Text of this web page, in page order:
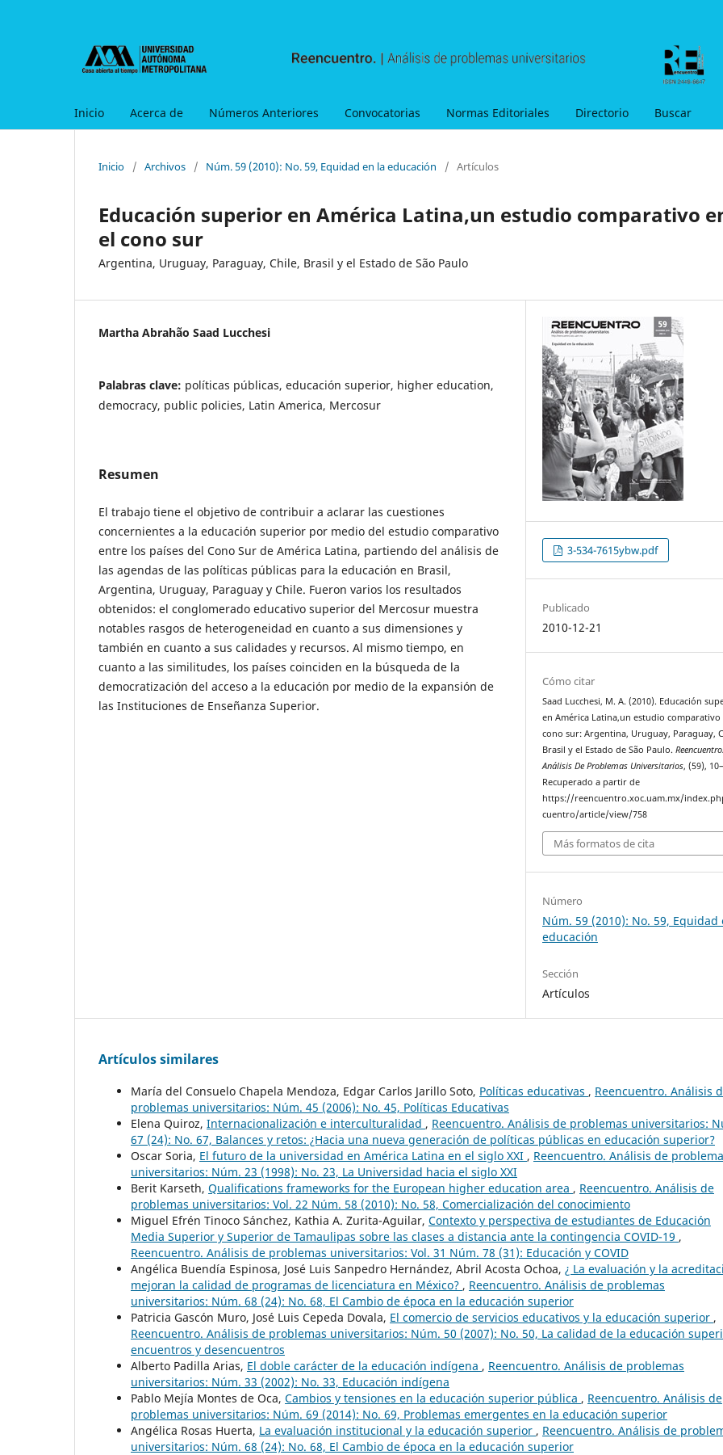
Inicio Acerca de Números Anteriores Convocatorias Normas Editoriales Directorio Buscar
Inicio / Archivos / Núm. 59 (2010): No. 59, Equidad en la educación / Artículos
Educación superior en América Latina,un estudio comparativo
el cono sur
Argentina, Uruguay, Paraguay, Chile, Brasil y el Estado de São Paulo
Martha Abrahão Saad Lucchesi
Palabras clave: políticas públicas, educación superior, higher education,
democracy, public policies, Latin America, Mercosur
Resumen
El trabajo tiene el objetivo de contribuir a aclarar las cuestiones
concernientes a la educación superior por medio del estudio comparativo
entre los países del Cono Sur de América Latina, partiendo del análisis de
las agendas de las políticas públicas para la educación en Brasil,
Argentina, Uruguay, Paraguay y Chile. Fueron varios los resultados
obtenidos: el conglomerado educativo superior del Mercosur muestra
notables rasgos de heterogeneidad en cuanto a sus dimensiones y
también en cuanto a sus calidades y recursos. Al mismo tiempo, en
cuanto a las similitudes, los países coinciden en la búsqueda de la
democratización del acceso a la educación por medio de la expansión de
las Instituciones de Enseñanza Superior.
3-534-7615ybw.pdf
Publicado
2010-12-21
Cómo citar
Saad Lucchesi, M. A. (2010). Educación
en América Latina,un estudio comparativo
cono sur: Argentina, Uruguay, Paraguay,
Brasil y el Estado de São Paulo.Reencuentro.
Análisis De Problemas Universitarios, (59),
Recuperado a partir de
https://reencuentro.xoc.uam.mx/
cuentro/article/view/758
Más formatos de cita
Número
Núm. 59 (2010): No. 59, Equidad
educación
Sección
Artículos
Artículos similares
María del Consuelo Chapela Mendoza, Edgar Carlos Jarillo Soto, Políticas educativas , Reencuentro. Análisis
problemas universitarios: Núm. 45 (2006): No. 45, Políticas Educativas
Elena Quiroz, Internacionalización e interculturalidad , Reencuentro. Análisis de problemas universitarios:
67 (24): No. 67, Balances y retos: ¿Hacia una nueva generación de políticas públicas en educación superior?
Oscar Soria, El futuro de la universidad en América Latina en el siglo XXI , Reencuentro. Análisis de
universitarios: Núm. 23 (1998): No. 23, La Universidad hacia el siglo XXI
Berit Karseth, Qualifications frameworks for the European higher education area , Reencuentro. Análisis de
problemas universitarios: Vol. 22 Núm. 58 (2010): No. 58, Comercialización del conocimiento
Miguel Efrén Tinoco Sánchez, Kathia A. Zurita-Aguilar, Contexto y perspectiva de estudiantes de Educación
Media Superior y Superior de Tamaulipas sobre las clases a distancia ante la contingencia COVID-19 ,
Reencuentro. Análisis de problemas universitarios: Vol. 31 Núm. 78 (31): Educación y COVID
Angélica Buendía Espinosa, José Luis Sanpedro Hernández, Abril Acosta Ochoa, ¿ La evaluación y la
mejoran la calidad de programas de licenciatura en México? , Reencuentro. Análisis de problemas
universitarios: Núm. 68 (24): No. 68, El Cambio de época en la educación superior
Patricia Gascón Muro, José Luis Cepeda Dovala, El comercio de servicios educativos y la educación superior ,
Reencuentro. Análisis de problemas universitarios: Núm. 50 (2007): No. 50, La calidad de la educación
encuentros y desencuentros
Alberto Padilla Arias, El doble carácter de la educación indígena , Reencuentro. Análisis de problemas
universitarios: Núm. 33 (2002): No. 33, Educación indígena
Pablo Mejía Montes de Oca, Cambios y tensiones en la educación superior pública , Reencuentro. Análisis de
problemas universitarios: Núm. 69 (2014): No. 69, Problemas emergentes en la educación superior
Angélica Rosas Huerta, La evaluación institucional y la educación superior , Reencuentro. Análisis de
universitarios: Núm. 68 (24): No. 68, El Cambio de época en la educación superior